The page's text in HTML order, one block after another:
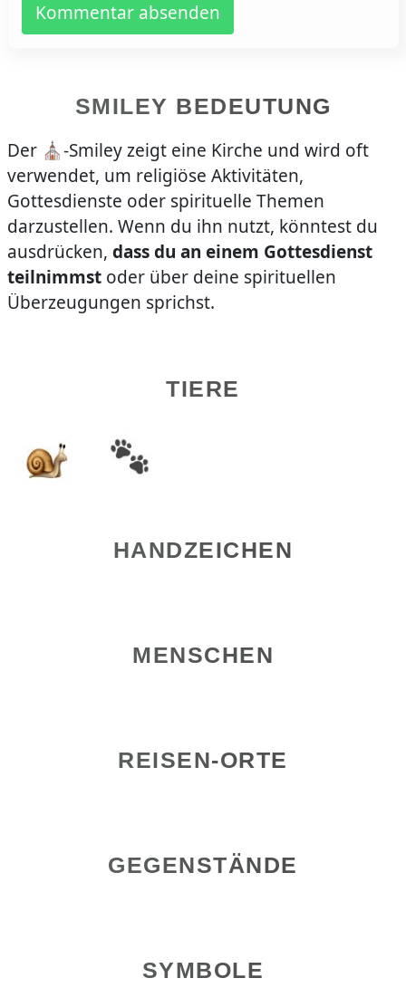
Kommentar absenden
SMILEY BEDEUTUNG
Der ⛪️-Smiley zeigt eine Kirche und wird oft
verwendet, um religiöse Aktivitäten,
Gottesdienste oder spirituelle Themen
darzustellen. Wenn du ihn nutzt, könntest du
ausdrücken, dass du an einem Gottesdienst
teilnimmstoder über deine spirituellen
Überzeugungen sprichst.
TIERE
HANDZEICHEN
MENSCHEN
REISEN-ORTE
GEGENSTÄNDE
SYMBOLE